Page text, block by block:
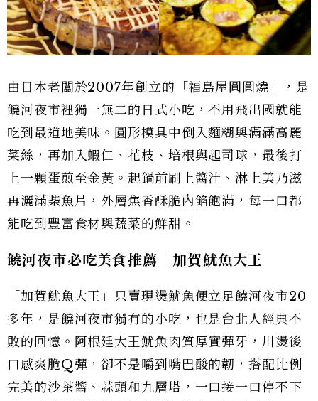
由日本老闆於2007年創立的「福島屋圓圓燒」，是
饒河夜市裡獨一無二的日式小吃，不用飛出國就能
吃到最道地美味。圓形模具中倒入麵糊與滿滿高麗
菜絲，再加入蝦仁、花枝、培根與起司球，最後打
上一顆蛋煎至金黃。起鍋前刷上醬汁、淋上美乃滋
再灑滿柴魚片，外層焦香酥脆內餡飽滿，每一口都
能吃到豐富食材與蔬菜的鮮甜。
饒河夜市必吃美食推薦｜加賀魷魚大王
「加賀魷魚大王」只賣現燙魷魚便立足饒河夜市20
多年，是饒河夜市獨有的小吃，也是台北人經典不
敗的回憶。阿根廷大王魷魚肉質厚實彈牙，川燙後
口感爽脆Q彈，卻不是嚼到嘴巴酸的韌，搭配比例
完美的沙茶醬、蒜頭和九層塔，一口接一口停不下